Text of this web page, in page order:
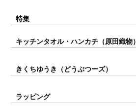
特集
キッチンタオル・ハンカチ（原田織物）
きくちゆうき（どうぶつーズ）
ラッピング